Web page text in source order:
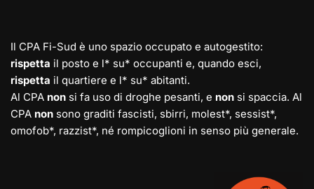
Il CPA Fi-Sud è uno spazio occupato e autogestito:
rispetta il posto e l* su* occupanti e, quando esci,
rispetta il quartiere e l* su* abitanti.
Al CPA non si fa uso di droghe pesanti, e non si spaccia. Al
CPA non sono graditi fascisti, sbirri, molest*, sessist*,
omofob*, razzist*, né rompicoglioni in senso più generale.